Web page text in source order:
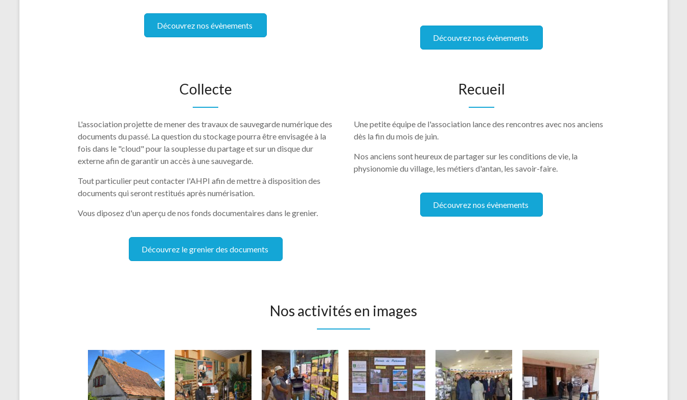
Découvrez nos évènements
Découvrez nos évènements
Collecte
L'association projette de mener des travaux de sauvegarde numérique des
documents du passé. La question du stockage pourra être envisagée à la
fois dans le "cloud" pour la souplesse du partage et sur un disque dur
externe afin de garantir un accès à une sauvegarde.
Tout particulier peut contacter l'AHPI afin de mettre à disposition des
documents qui seront restitués après numérisation.
Vous diposez d'un aperçu de nos fonds documentaires dans le grenier.
Découvrez le grenier des documents
Recueil
Une petite équipe de l'association lance des rencontres avec nos anciens
dès la fin du mois de juin.
Nos anciens sont heureux de partager sur les conditions de vie, la
physionomie du village, les métiers d'antan, les savoir-faire.
Découvrez nos évènements
Nos activités en images